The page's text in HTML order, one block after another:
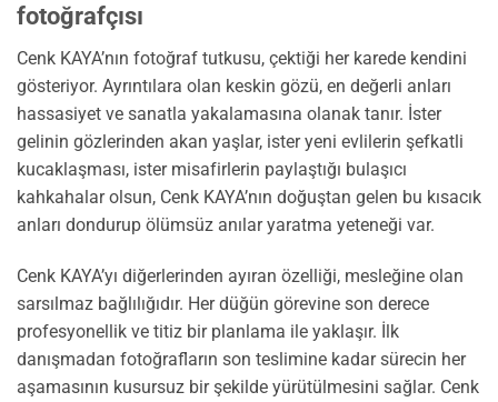
fotoğrafçısı
Cenk KAYA’nın fotoğraf tutkusu, çektiği her karede kendini
gösteriyor. Ayrıntılara olan keskin gözü, en değerli anları
hassasiyet ve sanatla yakalamasına olanak tanır. İster
gelinin gözlerinden akan yaşlar, ister yeni evlilerin şefkatli
kucaklaşması, ister misafirlerin paylaştığı bulaşıcı
kahkahalar olsun, Cenk KAYA’nın doğuştan gelen bu kısacık
anları dondurup ölümsüz anılar yaratma yeteneği var.
Cenk KAYA’yı diğerlerinden ayıran özelliği, mesleğine olan
sarsılmaz bağlılığıdır. Her düğün görevine son derece
profesyonellik ve titiz bir planlama ile yaklaşır. İlk
danışmadan fotoğrafların son teslimine kadar sürecin her
aşamasının kusursuz bir şekilde yürütülmesini sağlar. Cenk